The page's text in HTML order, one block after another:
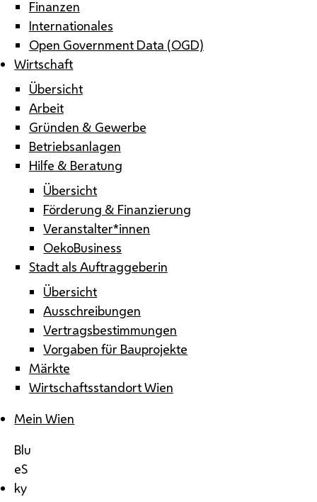
Finanzen
Internationales
Open Government Data (OGD)
Wirtschaft
Übersicht
Arbeit
Gründen & Gewerbe
Betriebsanlagen
Hilfe & Beratung
Übersicht
Förderung & Finanzierung
Veranstalter*innen
OekoBusiness
Stadt als Auftraggeberin
Übersicht
Ausschreibungen
Vertragsbestimmungen
Vorgaben für Bauprojekte
Märkte
Wirtschaftsstandort Wien
Mein Wien
Blu
eS
ky